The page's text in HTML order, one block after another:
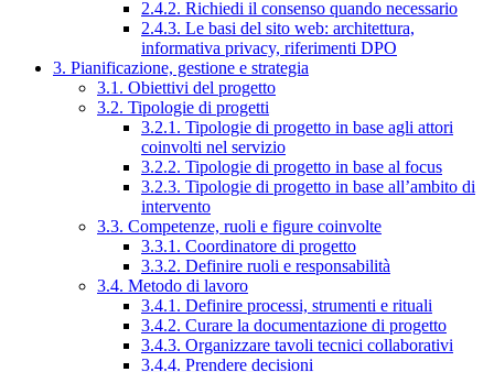
2.4.2. Richiedi il consenso quando necessario
2.4.3. Le basi del sito web: architettura,
informativa privacy, riferimenti DPO
3. Pianificazione, gestione e strategia
3.1. Obiettivi del progetto
3.2. Tipologie di progetti
3.2.1. Tipologie di progetto in base agli attori
coinvolti nel servizio
3.2.2. Tipologie di progetto in base al focus
3.2.3. Tipologie di progetto in base all’ambito di
intervento
3.3. Competenze, ruoli e figure coinvolte
3.3.1. Coordinatore di progetto
3.3.2. Definire ruoli e responsabilità
3.4. Metodo di lavoro
3.4.1. Definire processi, strumenti e rituali
3.4.2. Curare la documentazione di progetto
3.4.3. Organizzare tavoli tecnici collaborativi
3.4.4. Prendere decisioni